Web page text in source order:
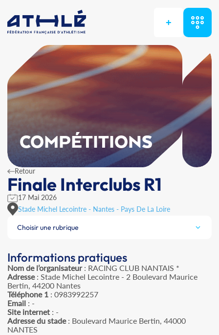
+
COMPÉTITIONS
Retour
Finale Interclubs R1
17 Mai 2026
Stade Michel Lecointre - Nantes - Pays De La Loire
Choisir une rubrique
Informations pratiques
Nom de l’organisateur: RACING CLUB NANTAIS *
Adresse: Stade Michel Lecointre - 2 Boulevard Maurice
Bertin, 44200 Nantes
Téléphone 1 : 0983992257
Email : -
Site internet : -
Adresse du stade: Boulevard Maurice Bertin, 44000
NANTES